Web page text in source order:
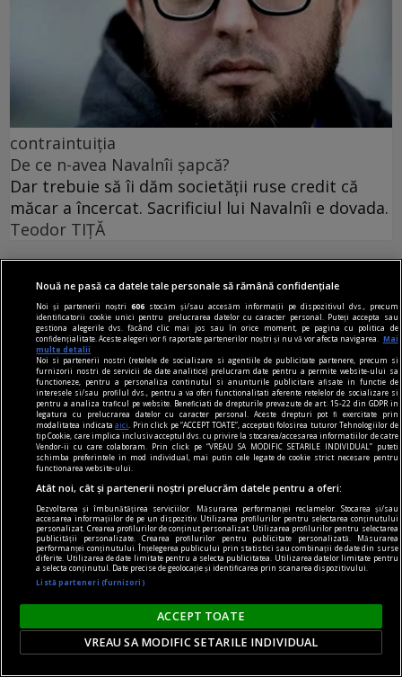
contraintuiția
De ce n-avea Navalnîi șapcă?
Dar trebuie să îi dăm societății ruse credit că
măcar a încercat. Sacrificiul lui Navalnîi e dovada.
Teodor TIŢĂ
la răscruce de gînduri
Succesiunea
Nici Europa nu stă grozav înaintea unor alegeri
care pot să împingă în parlamentele europene
diferiți demagogi cu promisiuni maximale și
capacități mediocre.
Andrei CORNEA
Nouă ne pasă ca datele tale personale să rămână confidențiale
Noi și partenerii noștri606 stocăm și/sau accesăm informații pe dispozitivul dvs., precum
identificatorii cookie unici pentru prelucrarea datelor cu caracter personal. Puteți accepta sau
gestiona alegerile dvs. făcând clic mai jos sau în orice moment, pe pagina cu politica de
confidențialitate. Aceste alegeri vor fi raportate partenerilor noștri și nu vă vor afecta navigarea.
Mai
multe detalii
Noi si partenerii nostri (retelele de socializare si agentiile de publicitate partenere, precum si
furnizorii nostri de servicii de date analitice) prelucram date pentru a permite website-ului sa
functioneze, pentru a personaliza continutul si anunturile publicitare afisate in functie de
interesele si/sau profilul dvs., pentru a va oferi functionalitati aferente retelelor de socializare si
pentru a analiza traficul pe website. Beneficiati de drepturile prevazute de art. 15-22 din GDPR in
legatura cu prelucrarea datelor cu caracter personal. Aceste drepturi pot fi exercitate prin
modalitatea indicataaici
. Prin click pe “ACCEPT TOATE”, acceptati folosirea tuturor Tehnologiilor de
tip Cookie, care implica inclusiv acceptul dvs. cu privire la stocarea/accesarea informatiilor de catre
Vendor-ii cu care colaboram. Prin click pe “VREAU SA MODIFIC SETARILE INDIVIDUAL” puteti
schimba preferintele in mod individual, mai putin cele legate de cookie strict necesare pentru
functionarea website-ului.
Atât noi, cât și partenerii noștri prelucrăm datele pentru a oferi:
Dezvoltarea și îmbunătățirea serviciilor. Măsurarea performanței reclamelor. Stocarea și/sau
accesarea informațiilor de pe un dispozitiv. Utilizarea profilurilor pentru selectarea conținutului
personalizat. Crearea profilurilor de conținut personalizat. Utilizarea profilurilor pentru selectarea
publicității personalizate. Crearea profilurilor pentru publicitate personalizată. Măsurarea
performanței conținutului. Înțelegerea publicului prin statistici sau combinații de date din surse
diferite. Utilizarea de date limitate pentru a selecta publicitatea. Utilizarea datelor limitate pentru
a selecta conținutul. Date precise de geolocație și identificarea prin scanarea dispozitivului.
Listă parteneri (furnizori)
ACCEPT TOATE
VREAU SA MODIFIC SETARILE INDIVIDUAL